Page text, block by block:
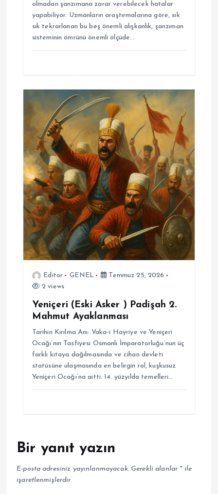
olmadan şanzımana zarar verebilecek hatalar
yapabiliyor. Uzmanların araştırmalarına göre, sık
sık tekrarlanan bu beş önemli alışkanlık, şanzıman
sisteminin ömrünü önemli ölçüde…
Editor GENEL
Temmuz 25, 2026
2 views
Yeniçeri (Eski Asker ) Padişah 2.
Mahmut Ayaklanması
Tarihin Kırılma Anı: Vaka-i Hayriye ve Yeniçeri
Ocağı’nın Tasfiyesi Osmanlı İmparatorluğu’nun üç
farklı kıtaya dağılmasında ve cihan devleti
statüsüne ulaşmasında en belirgin rol, kuşkusuz
Yeniçeri Ocağı’na aitti. 14. yüzyılda temelleri…
Bir yanıt yazın
E-posta adresiniz yayınlanmayacak. Gerekli alanlar *ile
işaretlenmişlerdir